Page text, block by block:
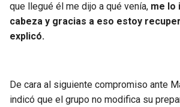
que llegué él me dijo a qué venía, me lo
cabeza y gracias a eso estoy
explicó.
De cara al siguiente compromiso ante
indicó que el grupo no modifica su